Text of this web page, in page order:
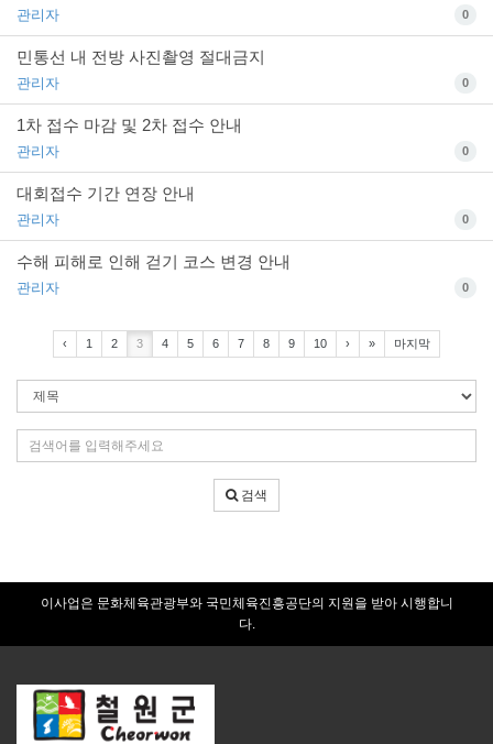
관리자 0
민통선 내 전방 사진촬영 절대금지
관리자 0
1차 접수 마감 및 2차 접수 안내
관리자 0
대회접수 기간 연장 안내
관리자 0
수해 피해로 인해 걷기 코스 변경 안내
관리자 0
‹ 1 2 3 4 5 6 7 8 9 10 › » 마지막
색
조
색
어
입
검색
이사업은 문화체육관광부와 국민체육진흥공단의 지원을 받아 시행합니
다.